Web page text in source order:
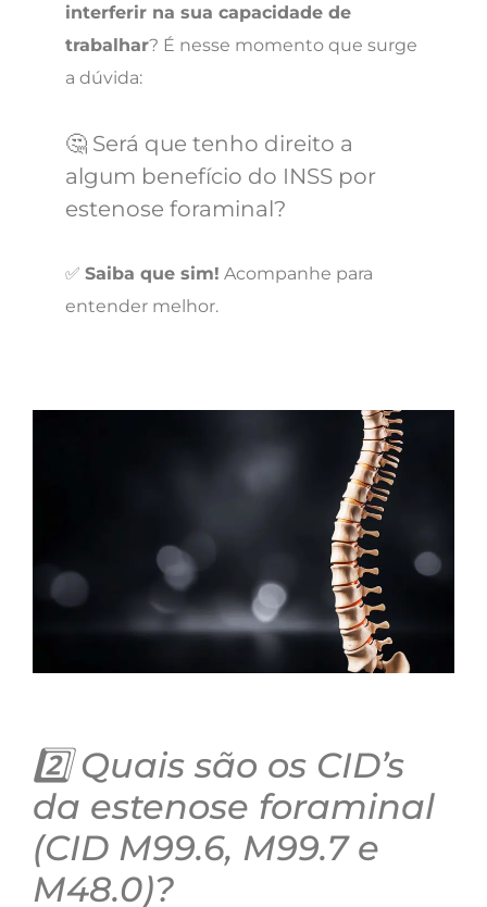
interferir na sua capacidade de
trabalhar? É nesse momento que surge
a dúvida:
🤔 Será que tenho direito a
algum benefício do INSS por
estenose foraminal?
✅ Saiba que sim! Acompanhe para
entender melhor.
2️⃣ Quais são os CID’s
da estenose foraminal
(CID M99.6, M99.7 e
M48.0)?